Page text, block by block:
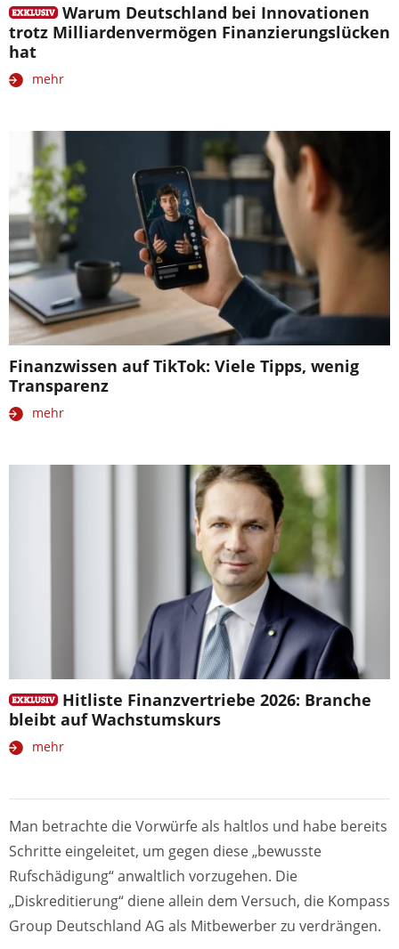
Warum Deutschland bei Innovationen
trotz Milliardenvermögen Finanzierungslücken
hat
mehr
Finanzwissen auf TikTok: Viele Tipps, wenig
Transparenz
mehr
Hitliste Finanzvertriebe 2026: Branche
bleibt auf Wachstumskurs
mehr
Man betrachte die Vorwürfe als haltlos und habe bereits
Schritte eingeleitet, um gegen diese „bewusste
Rufschädigung“ anwaltlich vorzugehen. Die
„Diskreditierung“ diene allein dem Versuch, die Kompass
Group Deutschland AG als Mitbewerber zu verdrängen.